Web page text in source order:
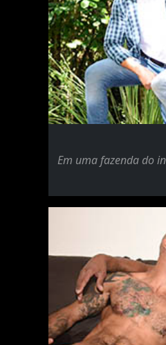
Em uma fazenda do